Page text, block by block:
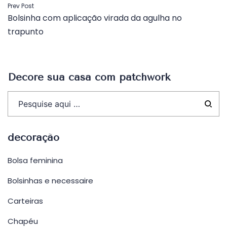
Navegação
de
Post
Prev Post
Bolsinha com aplicação virada da agulha no
trapunto
Decore sua casa com patchwork
decoração
Bolsa feminina
Bolsinhas e necessaire
Carteiras
Chapéu